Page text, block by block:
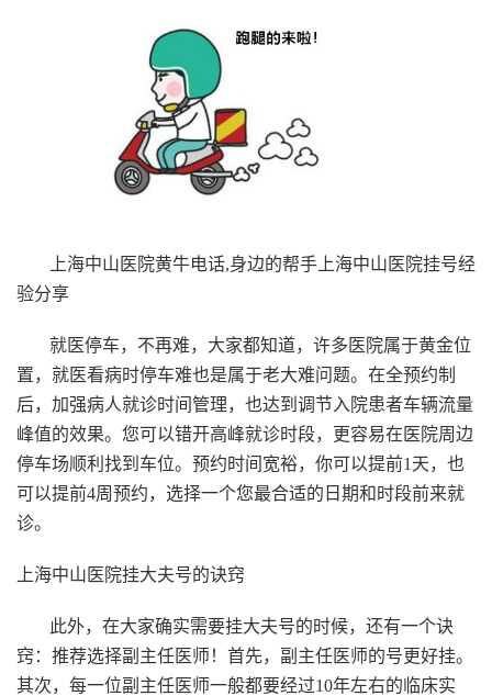
上海中山医院黄牛电话,身边的帮手上海中山医院挂号经
验分享
就医停车，不再难，大家都知道，许多医院属于黄金位
置，就医看病时停车难也是属于老大难问题。在全预约制
后，加强病人就诊时间管理，也达到调节入院患者车辆流量
峰值的效果。您可以错开高峰就诊时段，更容易在医院周边
停车场顺利找到车位。预约时间宽裕，你可以提前1天，也
可以提前4周预约，选择一个您最合适的日期和时段前来就
诊。
上海中山医院挂大夫号的诀窍
此外，在大家确实需要挂大夫号的时候，还有一个诀
窍：推荐选择副主任医师！首先，副主任医师的号更好挂。
其次，每一位副主任医师一般都要经过10年左右的临床实